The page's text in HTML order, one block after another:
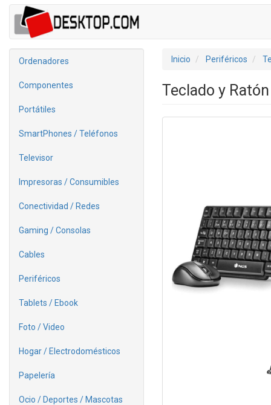
Ordenadores
Componentes
Portátiles
SmartPhones / Teléfonos
Televisor
Impresoras / Consumibles
Conectividad / Redes
Gaming / Consolas
Cables
Periféricos
Tablets / Ebook
Foto / Video
Hogar / Electrodomésticos
Papelería
Ocio / Deportes / Mascotas
Inicio Periféricos
Teclado y